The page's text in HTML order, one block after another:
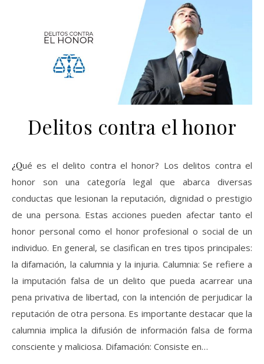
Delitos contra el honor
¿Qué es el delito contra el honor? Los delitos contra el
honor son una categoría legal que abarca diversas
conductas que lesionan la reputación, dignidad o prestigio
de una persona. Estas acciones pueden afectar tanto el
honor personal como el honor profesional o social de un
individuo. En general, se clasifican en tres tipos principales:
la difamación, la calumnia y la injuria. Calumnia: Se refiere a
la imputación falsa de un delito que pueda acarrear una
pena privativa de libertad, con la intención de perjudicar la
reputación de otra persona. Es importante destacar que la
calumnia implica la difusión de información falsa de forma
consciente y maliciosa. Difamación: Consiste en…